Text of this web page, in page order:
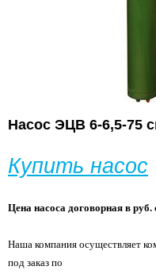
Насос ЭЦВ 6-6,5-75
Купить насос
Цена насоса договорная в
Наша компания осуществляет
под заказ по